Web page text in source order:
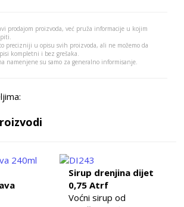
prodajom proizvoda, već pruža informacije u kojim
precizniji u opisu svih proizvoda, ali ne možemo da
kompletni i bez grešaka.
namenjene su samo za generalno informisanje.
Sirup drenjina dijet
0,75 Atrf
Voćni sirup od